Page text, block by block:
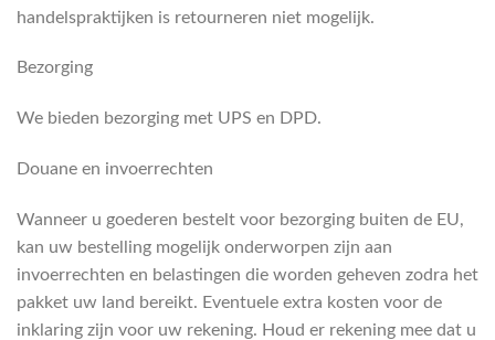
handelspraktijken is retourneren niet mogelijk.
Bezorging
We bieden bezorging met UPS en DPD.
Douane en invoerrechten
Wanneer u goederen bestelt voor bezorging buiten de EU,
kan uw bestelling mogelijk onderworpen zijn aan
invoerrechten en belastingen die worden geheven zodra het
pakket uw land bereikt. Eventuele extra kosten voor de
inklaring zijn voor uw rekening. Houd er rekening mee dat u